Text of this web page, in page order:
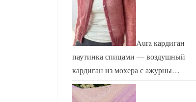
Aura кардиган
паутинка спицами — воздушный
кардиган из мохера с ажурны…